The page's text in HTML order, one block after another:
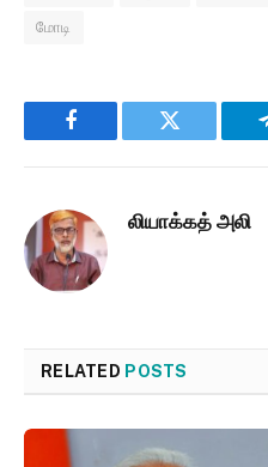
மோடி
Facebook Twitter
லியாக்கத் அலி
RELATED POSTS